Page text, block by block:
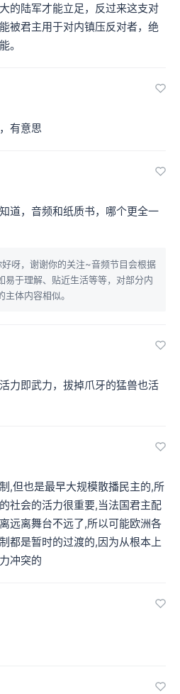
图源：britannica.com
需要说明的是，欧洲近代的绝
的那样，“欧洲那些奉行绝对君
传统习惯、社会联合势力和历
力的限制。完全的行动自由在
常被视为绝对君主制化身的路
外。”换句话说，绝对君主制下
的陆军才能立足，反过来这支对
被君主用于对内镇压反对者，绝
。
有意思
道，音频和纸质书，哪个更全一
好呀，谢谢你的关注~音频节目会根据
易于理解、贴近生活等等，对部分内
体内容相似。
力即武力，拔掉爪牙的猛兽也活
,但也是最早大规模散播民主的,所
社会的活力很重要,当法国君主配
远离舞台不远了,所以可能欧洲各
都是暂时的过渡的,因为从根本上
冲突的